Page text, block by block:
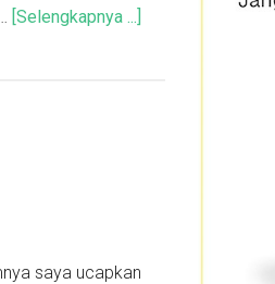
[Selengkapnya ...]
saya ucapkan